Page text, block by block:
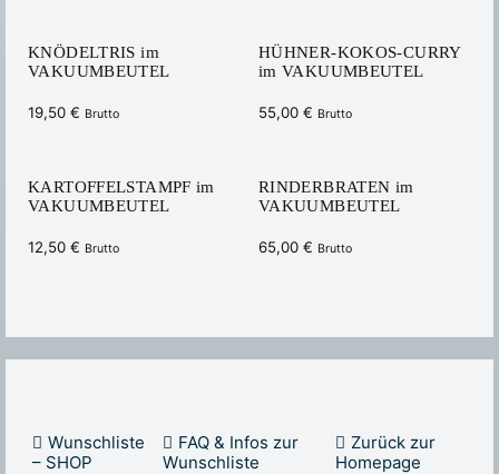
KNÖDELTRIS im
VAKUUMBEUTEL
19,50 € Brutto
HÜHNER-KOKOS-CURRY
im VAKUUMBEUTEL
55,00 € Brutto
KARTOFFELSTAMPF im
VAKUUMBEUTEL
12,50 € Brutto
RINDERBRATEN im
VAKUUMBEUTEL
65,00 € Brutto
Wunschliste
– SHOP
FAQ & Infos zur
Wunschliste
Zurück zur
Homepage